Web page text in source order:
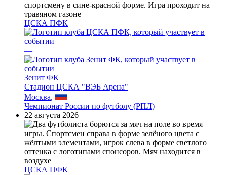
ЦСКА ПФК
—
Зенит ФК
Стадион ЦСКА "ВЭБ Арена"
Москва,
Чемпионат России по футболу (РПЛ)
22 августа 2026
ЦСКА ПФК